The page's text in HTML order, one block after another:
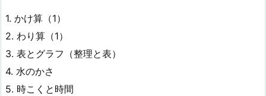
1. かけ算（1）
2. わり算（1）
3. 表とグラフ（整理と表）
4. 水のかさ
5. 時こくと時間